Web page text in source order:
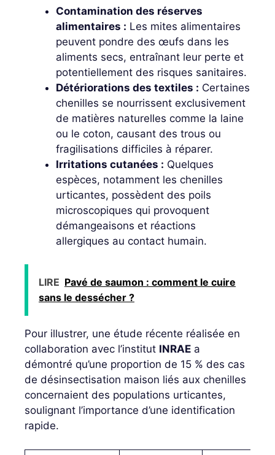
Contamination des réserves
alimentaires : Les mites alimentaires
peuvent pondre des œufs dans les
aliments secs, entraînant leur perte et
potentiellement des risques sanitaires.
Détériorations des textiles : Certaines
chenilles se nourrissent exclusivement
de matières naturelles comme la laine
ou le coton, causant des trous ou
fragilisations difficiles à réparer.
Irritations cutanées : Quelques
espèces, notamment les chenilles
urticantes, possèdent des poils
microscopiques qui provoquent
démangeaisons et réactions
allergiques au contact humain.
LIRE Pavé de saumon : comment le cuire
sans le dessécher ?
Pour illustrer, une étude récente réalisée en
collaboration avec l’institut INRAE a
démontré qu’une proportion de 15 % des cas
de désinsectisation maison liés aux chenilles
concernaient des populations urticantes,
soulignant l’importance d’une identification
rapide.